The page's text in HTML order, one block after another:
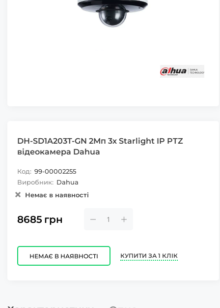
DH-SD1A203T-GN 2Мп 3х Starlight IP PTZ
відеокамера Dahua
Код: 99-00002255
Виробник: Dahua
Немає в наявності
8685 грн
НЕМАЄ В НАЯВНОСТІ КУПИТИ ЗА 1 КЛІК